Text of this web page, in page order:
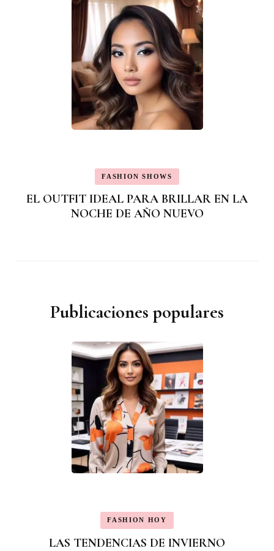
FASHION SHOWS
EL OUTFIT IDEAL PARA BRILLAR EN LA
NOCHE DE AÑO NUEVO
Publicaciones populares
FASHION HOY
LAS TENDENCIAS DE INVIERNO